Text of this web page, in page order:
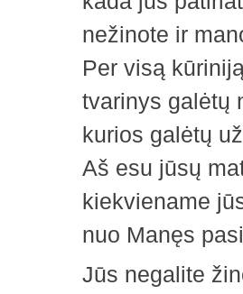
nežinote ir
Per visą
tvarinys galėtų
kurios galėtų
Aš esu jūsų
kiekviename
nuo Manęs
Jūs negalite